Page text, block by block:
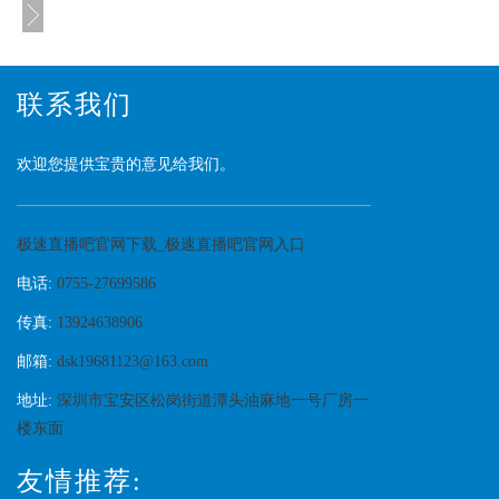
联系我们
欢迎您提供宝贵的意见给我们。
极速直播吧官网下载_极速直播吧官网入口
电话: 0755-27699586
传真: 13924638906
邮箱: dsk19681123@163.com
地址: 深圳市宝安区松岗街道潭头油麻地一号厂房一
楼东面
友情推荐: